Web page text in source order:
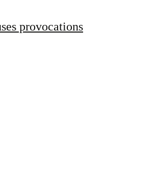
provocations